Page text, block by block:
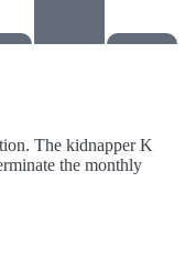
The kidnapper K
the monthly